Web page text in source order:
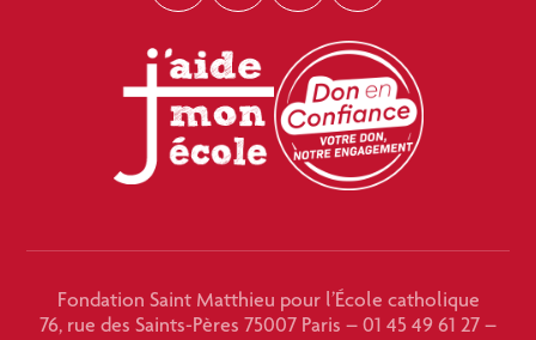
Fondation Saint Matthieu pour l’École catholique
76, rue des Saints-Pères 75007 Paris – 01 45 49 61 27 –